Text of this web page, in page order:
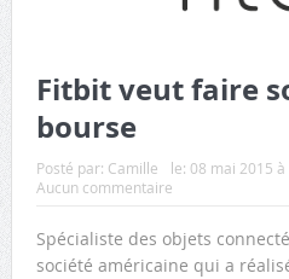
Fitbit veut faire
bourse
Posté par: Camille le: 08 mai 2015 à
Aucun commentaire
Spécialiste des objets
société américaine qui a